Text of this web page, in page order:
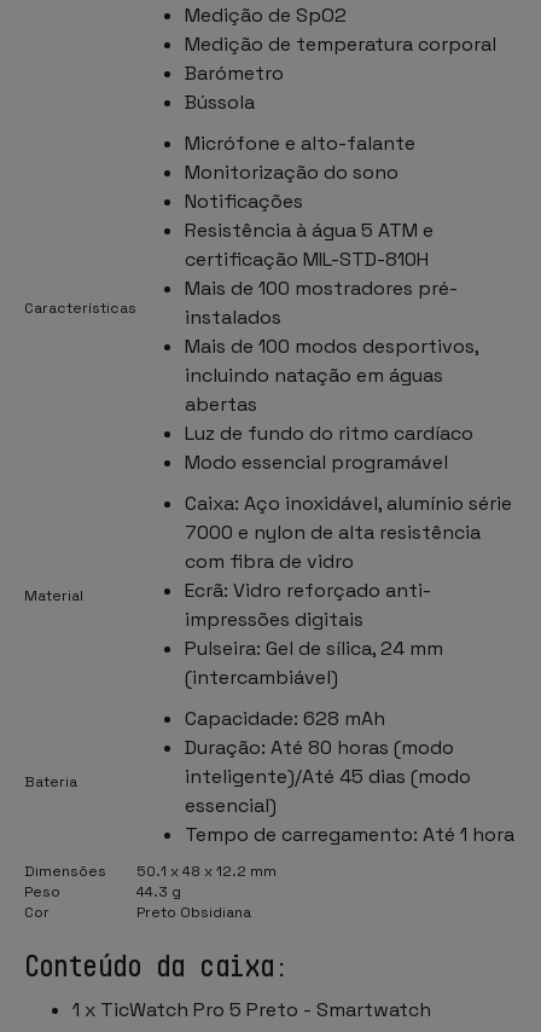
Medição de SpO2
Medição de temperatura corporal
Barómetro
Bússola
Características
Micrófone e alto-falante
Monitorização do sono
Notificações
Resistência à água 5 ATM e
certificação MIL-STD-810H
Mais de 100 mostradores pré-
instalados
Mais de 100 modos desportivos,
incluindo natação em águas
abertas
Luz de fundo do ritmo cardíaco
Modo essencial programável
Material
Caixa: Aço inoxidável, alumínio série
7000 e nylon de alta resistência
com fibra de vidro
Ecrã: Vidro reforçado anti-
impressões digitais
Pulseira: Gel de sílica, 24 mm
(intercambiável)
Bateria
Capacidade: 628 mAh
Duração: Até 80 horas (modo
inteligente)/Até 45 dias (modo
essencial)
Tempo de carregamento: Até 1 hora
Dimensões
50.1 x 48 x 12.2 mm
Peso
44.3 g
Cor
Preto Obsidiana
Conteúdo da caixa:
1 x TicWatch Pro 5 Preto - Smartwatch